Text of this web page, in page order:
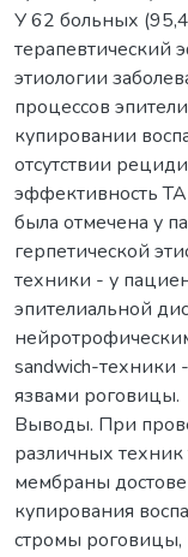
У 62 больных
терапевтический
этиологии
процессов
купировании
отсутствии
эффективность
была отмечена у
герпетической
техники - у
эпителиальной
sandwich-техники
язвами роговицы.
Выводы. При
различных
мембраны
купирования
стромы роговицы,